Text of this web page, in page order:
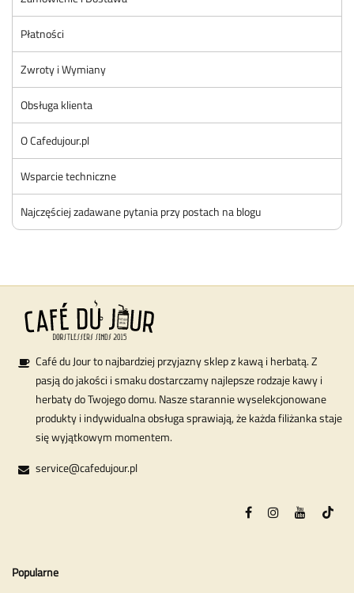
Płatności
Zwroty i Wymiany
Obsługa klienta
O Cafedujour.pl
Wsparcie techniczne
Najczęściej zadawane pytania przy postach na blogu
Café du Jour to najbardziej przyjazny sklep z kawą i herbatą. Z
pasją do jakości i smaku dostarczamy najlepsze rodzaje kawy i
herbaty do Twojego domu. Nasze starannie wyselekcjonowane
produkty i indywidualna obsługa sprawiają, że każda filiżanka staje
się wyjątkowym momentem.
service@cafedujour.pl
Popularne